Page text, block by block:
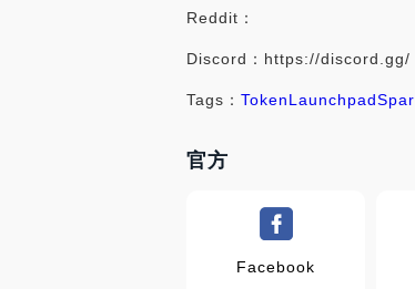
Reddit：
Discord：https://discord.gg/
Tags： TokenLaunchpad
官方
Facebook